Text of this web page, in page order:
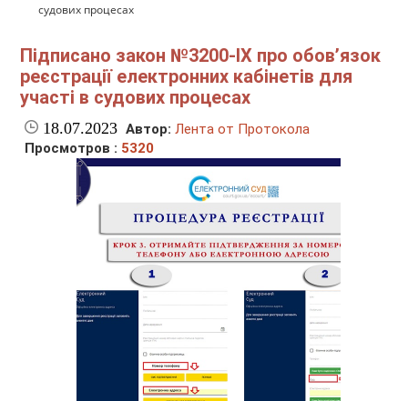
судових процесах
Підписано закон №3200-IX про обов’язок
реєстрації електронних кабінетів для
участі в судових процесах
18.07.2023 Автор: Лента от Протокола
Просмотров : 5320